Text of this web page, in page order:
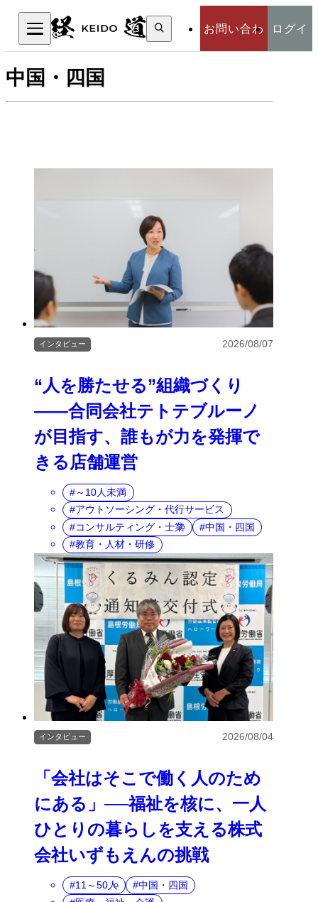
お問い合わ ログイ
検
索:
検索
中国・四国
“人を勝たせる”組織づくり
――合同会社テトテブルーノ
が目指す、誰もが力を発揮で
きる店舗運営
インタビュー 2026/08/07
～10人未満
アウトソーシング・代行サービス
コンサルティング・士業
中国・四国
教育・人材・研修
「会社はそこで働く人のため
にある」──福祉を核に、一人
ひとりの暮らしを支える株式
会社いずもえんの挑戦
インタビュー 2026/08/04
11～50人
中国・四国